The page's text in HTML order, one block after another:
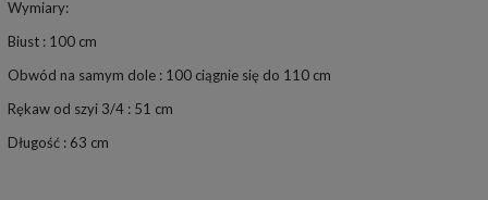
Wymiary:
Biust : 100 cm
Obwód na samym dole : 100 ciągnie się do 110 cm
Rękaw od szyi 3/4 : 51 cm
Długość : 63 cm